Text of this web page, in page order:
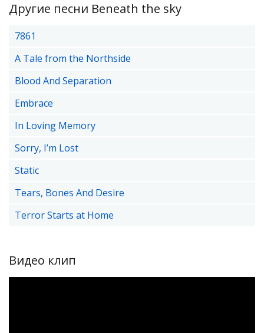
Другие песни Beneath the sky
7861
A Tale from the Northside
Blood And Separation
Embrace
In Loving Memory
Sorry, I’m Lost
Static
Tears, Bones And Desire
Terror Starts at Home
Видео клип